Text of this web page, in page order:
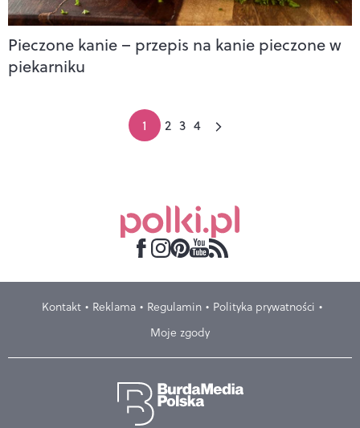
Pieczone kanie – przepis na kanie pieczone w
piekarniku
1 2 3 4
Kontakt Reklama Regulamin
Polityka prywatności
Moje zgody